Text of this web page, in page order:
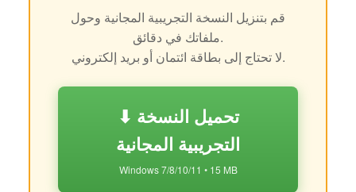
قم بتنزيل النسخة التجريبية المجانية وحول
ملفاتك في دقائق.
لا تحتاج إلى بطاقة ائتمان أو بريد إلكتروني.
⬇ تحميل النسخة
التجريبية المجانية
Windows 7/8/10/11 • 15 MB